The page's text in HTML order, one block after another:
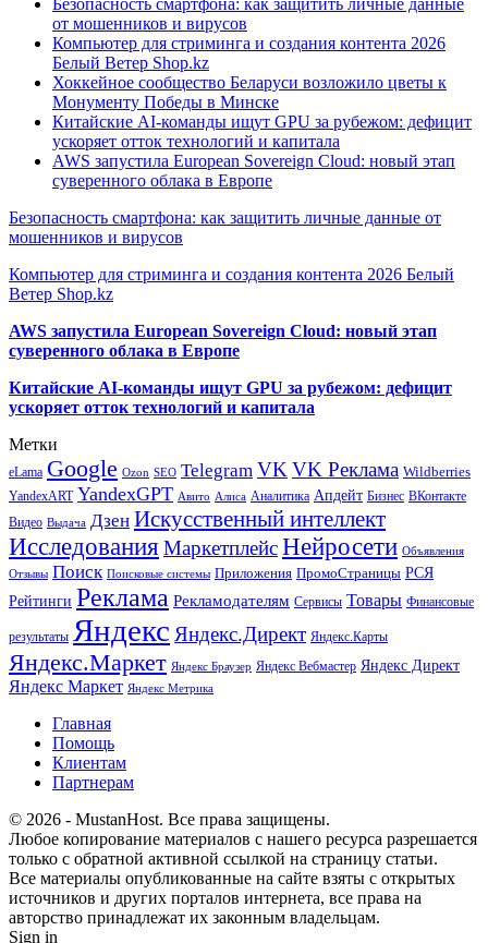
Безопасность смартфона: как защитить личные данные
от мошенников и вирусов
Компьютер для стриминга и создания контента 2026
Белый Ветер Shop.kz
Хоккейное сообщество Беларуси возложило цветы к
Монументу Победы в Минске
Китайские AI-команды ищут GPU за рубежом: дефицит
ускоряет отток технологий и капитала
AWS запустила European Sovereign Cloud: новый этап
суверенного облака в Европе
Безопасность смартфона: как защитить личные данные от
мошенников и вирусов
Компьютер для стриминга и создания контента 2026 Белый
Ветер Shop.kz
AWS запустила European Sovereign Cloud: новый этап
суверенного облака в Европе
Китайские AI-команды ищут GPU за рубежом: дефицит
ускоряет отток технологий и капитала
Метки
eLama Google Ozon SEO Telegram VK VK Реклама Wildberries
YandexART YandexGPT Авито Алиса Аналитика Апдейт Бизнес ВКонтакте
Видео Выдача Дзен Искусственный интеллект
Исследования МаркетплейсНейросети Объявления
Отзывы Поиск Поисковые системы Приложения ПромоСтраницы РСЯ
Рейтинги Реклама Рекламодателям Сервисы Товары Финансовые
результаты Яндекс Яндекс.Директ Яндекс.Карты
Яндекс.Маркет Яндекс Браузер Яндекс Вебмастер Яндекс Директ
Яндекс Маркет Яндекс Метрика
Главная
Помощь
Клиентам
Партнерам
© 2026 - MustanHost. Все права защищены.
Любое копирование материалов с нашего ресурса разрешается
только с обратной активной ссылкой на страницу статьи.
Все материалы опубликованные на сайте взяты с открытых
источников и других порталов интернета, все права на
авторство принадлежат их законным владельцам.
Sign in